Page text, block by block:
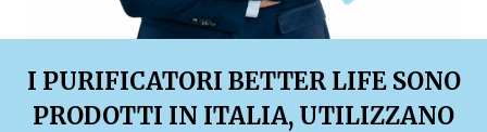
I PURIFICATORI BETTER LIFE SONO
PRODOTTI IN ITALIA, UTILIZZANO